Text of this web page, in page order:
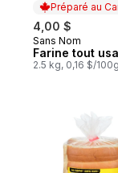
Préparé au
4,00 $
Préparé au
Sans Nom
Farine tout
2.5 kg, 0,16 $/100g